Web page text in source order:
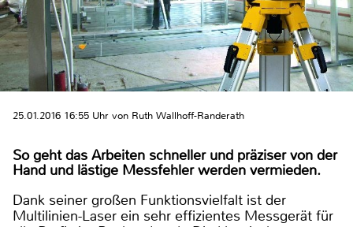
25.01.2016 16:55 Uhr von Ruth Wallhoff-Randerath
So geht das Arbeiten schneller und präziser von der
Hand und lästige Messfehler werden vermieden.
Dank seiner großen Funktionsvielfalt ist der
Multilinien-Laser ein sehr effizientes Messgerät für